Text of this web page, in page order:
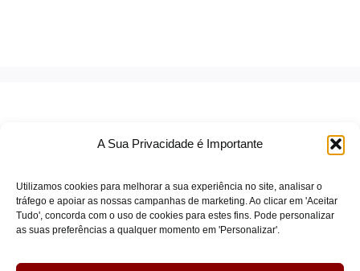
A Sua Privacidade é Importante
Utilizamos cookies para melhorar a sua experiência no site, analisar o
tráfego e apoiar as nossas campanhas de marketing. Ao clicar em 'Aceitar
Tudo', concorda com o uso de cookies para estes fins. Pode personalizar
as suas preferências a qualquer momento em 'Personalizar'.
TERMOS DE SERVIÇO